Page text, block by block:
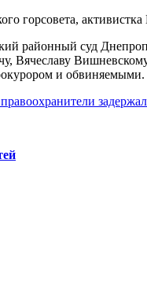
горсовета,
районный суд
Вячеславу
и обвиняемыми.